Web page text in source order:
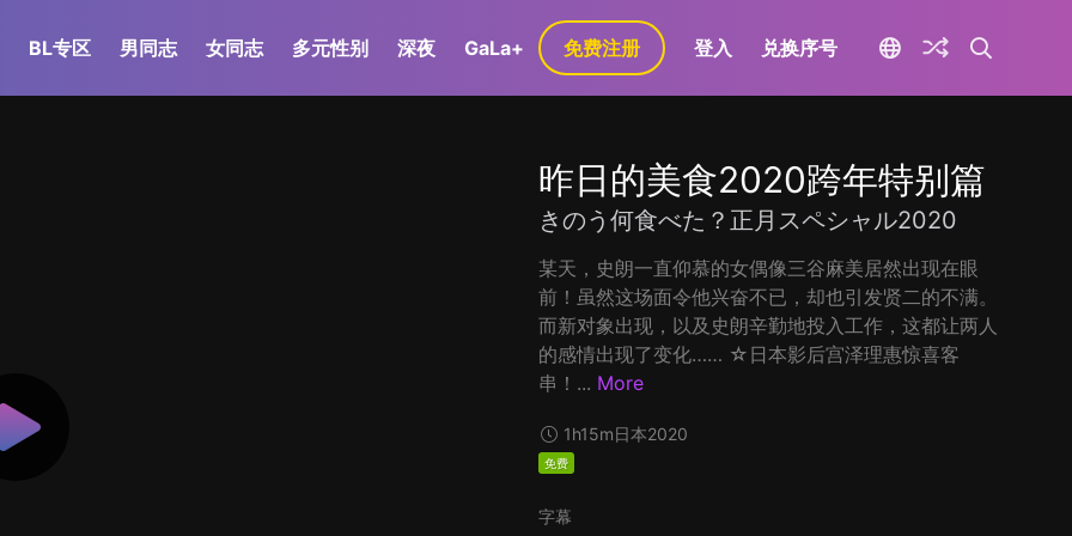
BL专区 男同志 女同志 多元性别 深夜 GaLa+ 免费注册 登入 兑换序号
昨日的美食2020跨年特别篇
きのう何食べた？正月スペシャル2020
某天，史朗一直仰慕的女偶像三谷麻美居然出现在眼
前！虽然这场面令他兴奋不已，却也引发贤二的不满。
而新对象出现，以及史朗辛勤地投入工作，这都让两人
的感情出现了变化…… ☆日本影后宫泽理惠惊喜客
串！... More
1h15m日本2020
免费
字幕